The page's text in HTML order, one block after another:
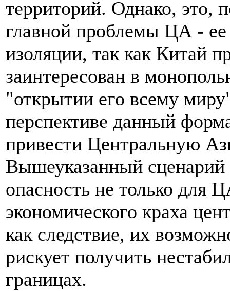
территорий. Однако, это,
главной проблемы ЦА - ее
изоляции, так как Китай
заинтересован в
"открытии его всему
перспективе данный
привести Центральную
Вышеуказанный сценарий
опасность не только для
экономического краха
как следствие, их
рискует получить
границах.